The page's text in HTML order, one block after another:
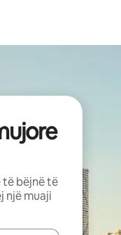
bëjnë të
një muaji